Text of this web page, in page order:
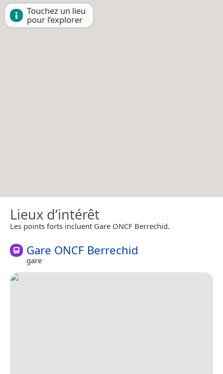
Touchez un lieu
pour l’explorer
Lieux d’intérêt
Les points forts incluent Gare ONCF Berrechid.
Gare ONCF Berrechid
gare